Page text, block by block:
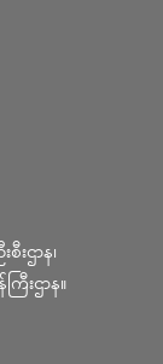
းဌာန၊
ြီးဌာန။